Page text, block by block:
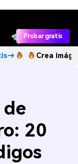
Probar gratis
Crea imágenes IA
20